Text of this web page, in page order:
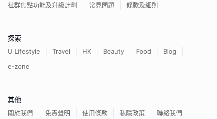
社群焦點功能及升級計劃
常見問題 條款及細則
探索
U Lifestyle Travel HK Beauty Food
Blog
e-zone
其他
關於我們 免責聲明 使用條款 私隱政策 聯絡我們